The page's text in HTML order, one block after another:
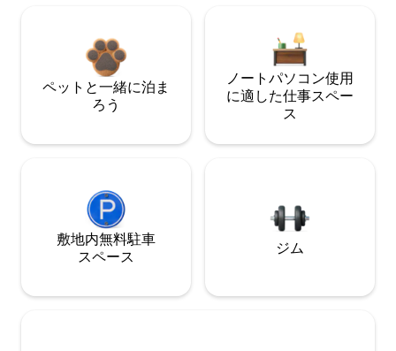
ペットと一緒に泊ま
ろう
ノートパソコン使用
に適した仕事スペー
ス
敷地内無料駐⁠車
ス⁠ペ⁠ー⁠ス
ジム